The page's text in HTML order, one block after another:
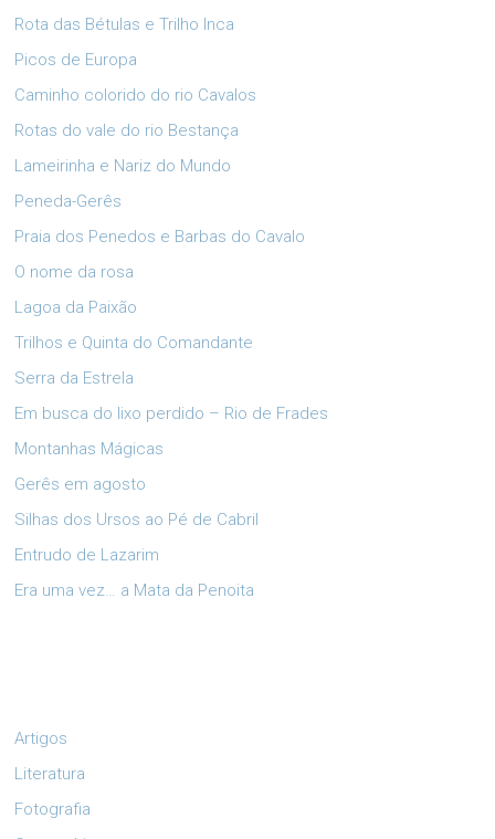
Rota das Bétulas e Trilho Inca
Picos de Europa
Caminho colorido do rio Cavalos
Rotas do vale do rio Bestança
Lameirinha e Nariz do Mundo
Peneda-Gerês
Praia dos Penedos e Barbas do Cavalo
O nome da rosa
Lagoa da Paixão
Trilhos e Quinta do Comandante
Serra da Estrela
Em busca do lixo perdido – Rio de Frades
Montanhas Mágicas
Gerês em agosto
Silhas dos Ursos ao Pé de Cabril
Entrudo de Lazarim
Era uma vez… a Mata da Penoita
Artigos
Literatura
Fotografia